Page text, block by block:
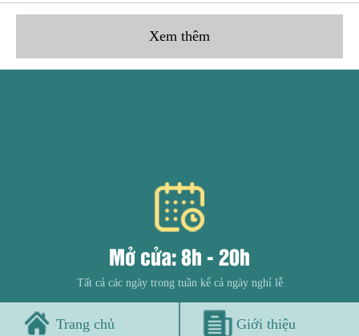
Xem thêm
Mở cửa: 8h - 20h
Tất cả các ngày trong tuần kể cả ngày nghỉ lễ
Trang chủ Giới thiệu